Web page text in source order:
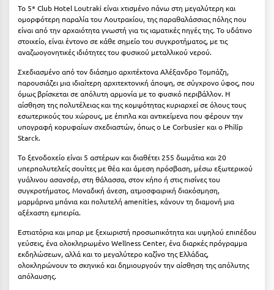
Κουφονήσια
Κρήτη
Κύθηρα
Κυλλήνη
Κύμη Ευβοίας
Κυπαρισσία
Κύπρος
Κως
Λ
Λαγκάδια
Λακόπετρα Αχαΐας
Το 5* Club Hotel Loutraki είναι χτισμένο πάνω στη μεγαλύτερη και
ομορφότερη παραλία του Λουτρακίου, της παραθαλάσσιας πόλης που
είναι από την αρχαιότητα γνωστή για τις ιαματικές πηγές της. Το υδάτινο
στοιχείο, είναι έντονο σε κάθε σημείο του συγκροτήματος, με τις
αναζωογονητικές ιδιότητες του φυσικού μεταλλικού νερού.
Σχεδιασμένο από τον διάσημο αρχιτέκτονα Αλέξανδρο Τομπάζη,
παρουσιάζει μια ιδιαίτερη αρχιτεκτονική άποψη, σε σύγχρονο ύφος, που
όμως βρίσκεται σε απόλυτη αρμονία με το φυσικό περιβάλλον. Η
αίσθηση της πολυτέλειας και της κομψότητας κυριαρχεί σε όλους τους
εσωτερικούς του χώρους, με έπιπλα και αντικείμενα που φέρουν την
υπογραφή κορυφαίων σχεδιαστών, όπως ο Le Corbusier και ο Philip
Starck.
Το ξενοδοχείο είναι 5 αστέρων και διαθέτει 255 δωμάτια και 20
υπερπολυτελείς σουίτες με θέα και άμεση πρόσβαση, μέσω εξωτερικού
γυάλινου ασανσέρ, στη θάλασσα, στον κήπο ή στις πισίνες του
συγκροτήματος. Μοναδική άνεση, ατμοσφαιρική διακόσμηση,
μαρμάρινα μπάνια και πολυτελή amenities, κάνουν τη διαμονή μια
αξέχαστη εμπειρία.
Εστιατόρια και μπαρ με ξεχωριστή προσωπικότητα και υψηλού επιπέδου
γεύσεις, ένα ολοκληρωμένο Wellness Center, ένα διαρκές πρόγραμμα
εκδηλώσεων, αλλά και το μεγαλύτερο καζίνο της Ελλάδας,
ολοκληρώνουν το σκηνικό και δημιουργούν την αίσθηση της απόλυτης
απόλαυσης.